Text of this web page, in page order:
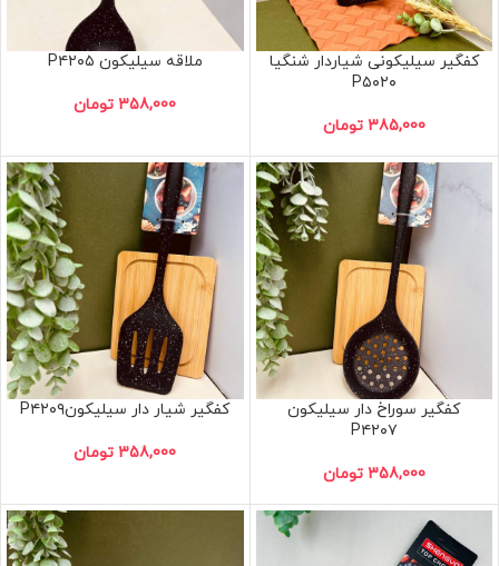
کفگیر سیلیکونی شیاردار شنگیا
P۵۰۲۰
385,000 تومان
ملاقه سیلیکون P۴۲۰۵
358,000 تومان
کفگیر سوراخ دار سیلیکون
P۴۲۰۷
358,000 تومان
کفگیر شیار دار سیلیکونP۴۲۰۹
358,000 تومان